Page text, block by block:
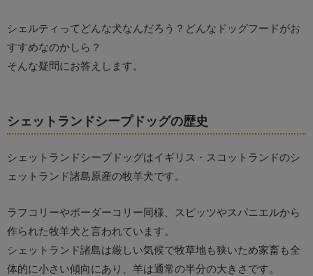
シェルティってどんな犬なんだろう？どんなドッグフードがお
すすめなのかしら？
そんな疑問にお答えします。
シェットランドシープドッグの歴史
シェットランドシープドッグはイギリス・スコットランドのシ
ェットランド諸島原産の牧羊犬です。
ラフコリーやボーダーコリー同様、スピッツやスパニエルから
作られた牧羊犬と言われています。
シェットランド諸島は厳しい気候で牧草地も狭いため家畜も全
体的に小さい傾向にあり、羊は通常の半分の大きさです。